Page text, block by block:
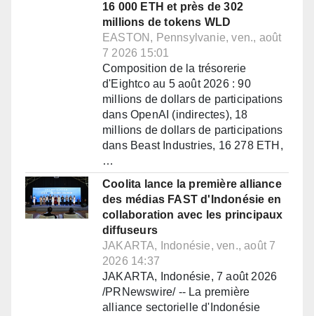
16 000 ETH et près de 302
millions de tokens WLD
EASTON, Pennsylvanie, ven., août
7 2026 15:01
Composition de la trésorerie
d'Eightco au 5 août 2026 : 90
millions de dollars de participations
dans OpenAI (indirectes), 18
millions de dollars de participations
dans Beast Industries, 16 278 ETH,
…
Coolita lance la première alliance
des médias FAST d'Indonésie en
collaboration avec les principaux
diffuseurs
JAKARTA, Indonésie, ven., août 7
2026 14:37
JAKARTA, Indonésie, 7 août 2026
/PRNewswire/ -- La première
alliance sectorielle d'Indonésie